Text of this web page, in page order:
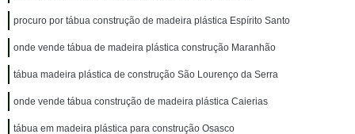
procuro por tábua construção de madeira plástica Espírito Santo
onde vende tábua de madeira plástica construção Maranhão
tábua madeira plástica de construção São Lourenço da Serra
onde vende tábua construção de madeira plástica Caierias
tábua em madeira plástica para construção Osasco